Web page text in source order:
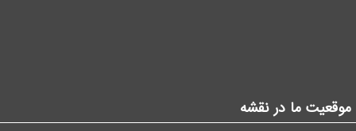
موقعیت ما در نقشه